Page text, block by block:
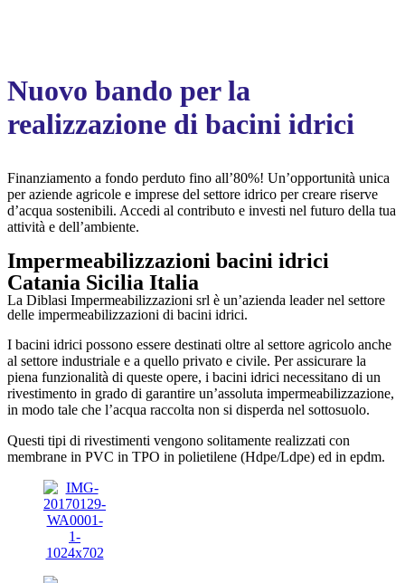
Nuovo bando per la
realizzazione di bacini idrici
Finanziamento a fondo perduto fino all’80%! Un’opportunità unica
per aziende agricole e imprese del settore idrico per creare riserve
d’acqua sostenibili. Accedi al contributo e investi nel futuro della tua
attività e dell’ambiente.
Impermeabilizzazioni bacini idrici
Catania Sicilia Italia
La Diblasi Impermeabilizzazioni srl è un’azienda leader nel settore
delle impermeabilizzazioni di bacini idrici.
I bacini idrici possono essere destinati oltre al settore agricolo anche
al settore industriale e a quello privato e civile. Per assicurare la
piena funzionalità di queste opere, i bacini idrici necessitano di un
rivestimento in grado di garantire un’assoluta impermeabilizzazione,
in modo tale che l’acqua raccolta non si disperda nel sottosuolo.
Questi tipi di rivestimenti vengono solitamente realizzati con
membrane in PVC in TPO in polietilene (Hdpe/Ldpe) ed in epdm.